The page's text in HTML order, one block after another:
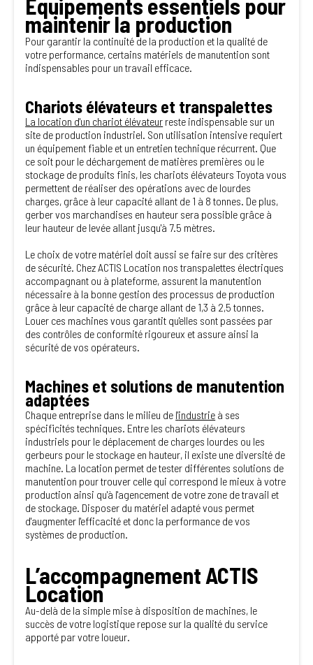
Équipements essentiels pour
maintenir la production
Pour garantir la continuité de la production et la qualité de
votre performance, certains matériels de manutention sont
indispensables pour un travail efficace.
Chariots élévateurs et transpalettes
La location d'un chariot élévateur reste indispensable sur un
site de production industriel. Son utilisation intensive requiert
un équipement fiable et un entretien technique récurrent. Que
ce soit pour le déchargement de matières premières ou le
stockage de produits finis, les chariots élévateurs Toyota vous
permettent de réaliser des opérations avec de lourdes
charges, grâce à leur capacité allant de 1 à 8 tonnes. De plus,
gerber vos marchandises en hauteur sera possible grâce à
leur hauteur de levée allant jusqu'à 7.5 mètres.
Le choix de votre matériel doit aussi se faire sur des critères
de sécurité. Chez ACTIS Location nos transpalettes électriques
accompagnant ou à plateforme, assurent la manutention
nécessaire à la bonne gestion des processus de production
grâce à leur capacité de charge allant de 1,3 à 2,5 tonnes.
Louer ces machines vous garantit qu'elles sont passées par
des contrôles de conformité rigoureux et assure ainsi la
sécurité de vos opérateurs.
Machines et solutions de manutention
adaptées
Chaque entreprise dans le milieu de l'industrie à ses
spécificités techniques. Entre les chariots élévateurs
industriels pour le déplacement de charges lourdes ou les
gerbeurs pour le stockage en hauteur, il existe une diversité de
machine. La location permet de tester différentes solutions de
manutention pour trouver celle qui correspond le mieux à votre
production ainsi qu'à l'agencement de votre zone de travail et
de stockage. Disposer du matériel adapté vous permet
d'augmenter l'efficacité et donc la performance de vos
systèmes de production.
L’accompagnement ACTIS
Location
Au-delà de la simple mise à disposition de machines, le
succès de votre logistique repose sur la qualité du service
apporté par votre loueur.